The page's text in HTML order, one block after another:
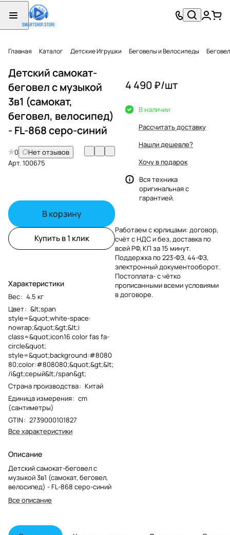
Главная Каталог Детские Игрушки Беговелы и Велосипеды
Детский самокат-
беговел с музыкой
3в1 (самокат,
беговел, велосипед)
- FL-868 серо-синий
0
Нет отзывов
Арт.100675
В корзину
Купить в 1 клик
Характеристики
Вес: 4.5 кг
Цвет: &lt;span
style=&quot;white-space:
nowrap;&quot;&gt;&lt;i
class=&quot;icon16 color fas fa-
circle&quot;
style=&quot;background:#8080
80;color:#808080;&quot;&gt;&lt;
/i&gt;серый&lt;/span&gt;
Страна производства: Китай
Единица измерения: cm
(сантиметры)
GTIN: 2739000101827
Все характеристики
Описание
Детский самокат-беговел с
музыкой 3в1 (самокат, беговел,
велосипед) - FL-868 серо-синий
Все описание
4 490 ₽/шт
В наличии
Рассчитать доставку
Нашли дешевле?
Хочу в подарок
Вся техника
оригинальная с
гарантией.
Работаем с юрлицами: договор,
счёт с НДС и без, доставка по
всей РФ, КП за 15 минут.
Поддержка по 223-ФЗ, 44-ФЗ,
электронный документооборот.
Постоплата- с чётко
прописанными всеми условиями
в договоре.